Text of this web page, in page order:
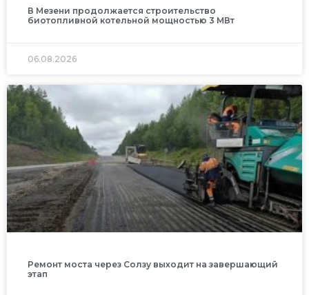
В Мезени продолжается строительство
биотопливной котельной мощностью 3 МВт
06.08.2026
Ремонт моста через Солзу выходит на завершающий
этап